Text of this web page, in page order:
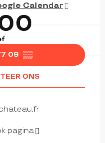
Calendar
09 ▒▒
ONS
pagina